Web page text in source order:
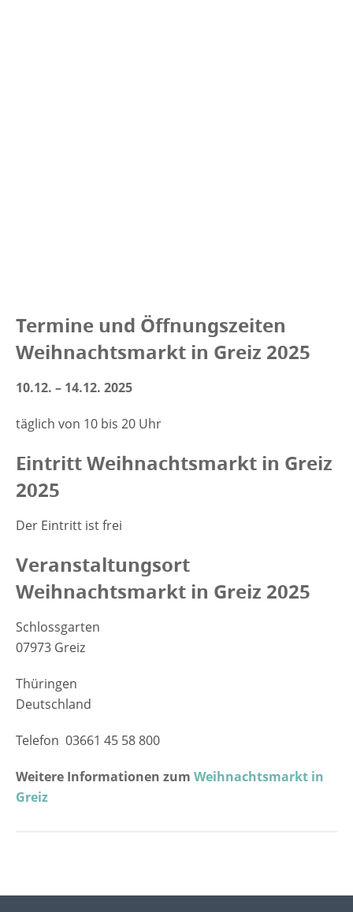
Termine und Öffnungszeiten
Weihnachtsmarkt in Greiz 2025
10.12. – 14.12. 2025
täglich von 10 bis 20 Uhr
Eintritt Weihnachtsmarkt in Greiz
2025
Der Eintritt ist frei
Veranstaltungsort
Weihnachtsmarkt in Greiz 2025
Schlossgarten
07973 Greiz
Thüringen
Deutschland
Telefon 03661 45 58 800
Weitere Informationen zum Weihnachtsmarkt in
Greiz